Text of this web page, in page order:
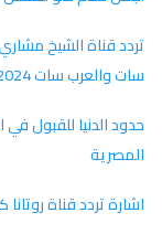
تردد قناة الشيخ
سات والعرب سات 2024
المصرية
اشارة تردد قناة روتانا